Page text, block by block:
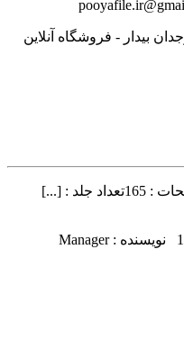
بیدار - فروشگاه آنلاین
نویسنده : Manager